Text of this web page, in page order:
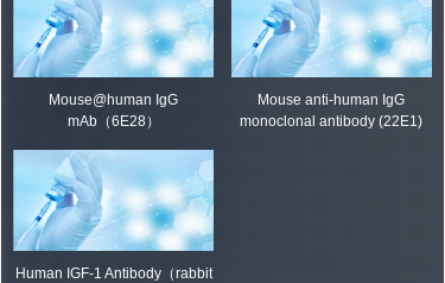
Mouse@human IgG
mAb（6E28）
Mouse anti-human IgG
monoclonal antibody (22E1)
Human IGF-1 Antibody（rabbit